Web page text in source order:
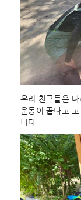
우리 친구들은
운동이 끝나고
니다